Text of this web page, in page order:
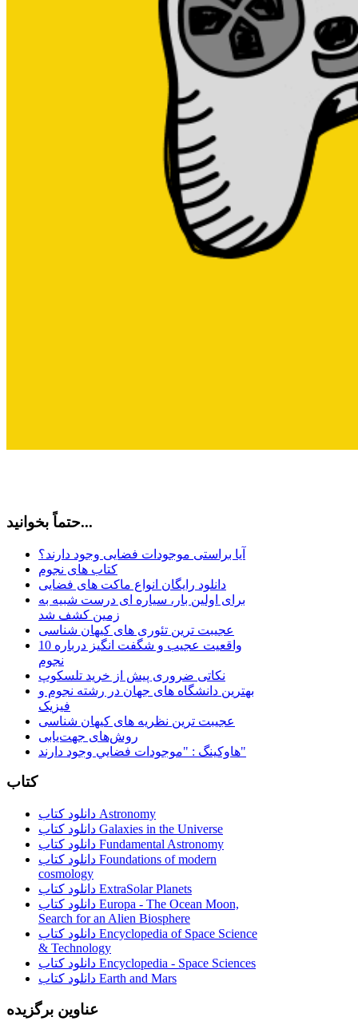
حتماً بخوانید...
آیا براستی موجودات فضایی وجود دارند؟
کتاب های نجوم
دانلود رایگان انواع ماکت های فضایی
برای اولین بار، سیاره ای درست شبیه به
زمین کشف شد
عجیبت ترین تئوری های کیهان شناسی
10 واقعیت عجیب و شگفت انگیز درباره
نجوم
نکاتی ضروری پیش از خرید تلسکوپ
بهترین دانشگاه های جهان در رشته نجوم و
فیزیک
عجیبت ترین نظریه های کیهان شناسی
روش‌های جهت‌یابی
هاوكينگ : "موجودات فضايي وجود دارند"
کتاب
دانلود کتاب Astronomy
دانلود کتاب Galaxies in the Universe
دانلود کتاب Fundamental Astronomy
دانلود کتاب Foundations of modern
cosmology
دانلود کتاب ExtraSolar Planets
دانلود کتاب Europa - The Ocean Moon,
Search for an Alien Biosphere
دانلود کتاب Encyclopedia of Space Science
& Technology
دانلود کتاب Encyclopedia - Space Sciences
دانلود کتاب Earth and Mars
عناوین برگزیده